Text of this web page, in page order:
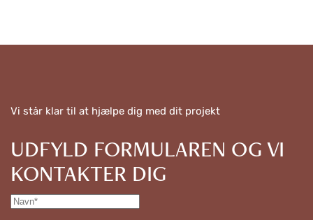
Vi står klar til at hjælpe dig med dit projekt
UDFYLD FORMULAREN OG VI
KONTAKTER DIG